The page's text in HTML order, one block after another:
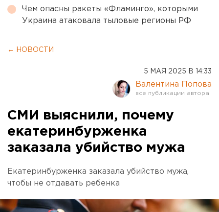
Чем опасны ракеты «Фламинго», которыми
Украина атаковала тыловые регионы РФ
← НОВОСТИ
5 МАЯ 2025 В 14:33
Валентина Попова
СМИ выяснили, почему
екатеринбурженка
заказала убийство мужа
Екатеринбурженка заказала убийство мужа,
чтобы не отдавать ребенка